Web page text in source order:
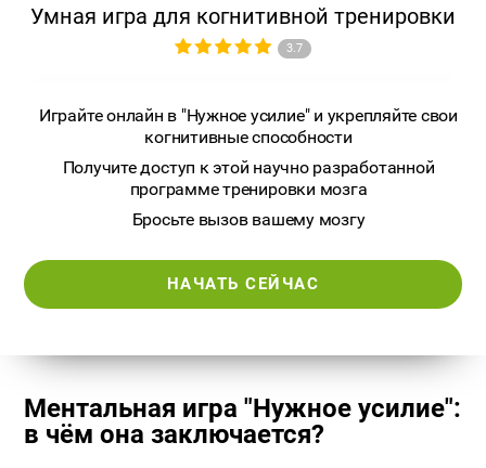
Умная игра для когнитивной тренировки
3.7
Играйте онлайн в "Нужное усилие" и укрепляйте свои
когнитивные способности
Получите доступ к этой научно разработанной
программе тренировки мозга
Бросьте вызов вашему мозгу
НАЧАТЬ СЕЙЧАС
Ментальная игра "Нужное усилие":
в чём она заключается?